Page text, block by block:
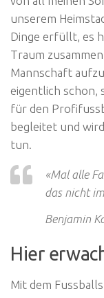
unserem
Dinge erfüllt, es
Traum
Mannschaft
eigentlich schon,
für den
begleitet und
tun.
«Mal alle
das nicht
Benjamin
Hier
Mit dem